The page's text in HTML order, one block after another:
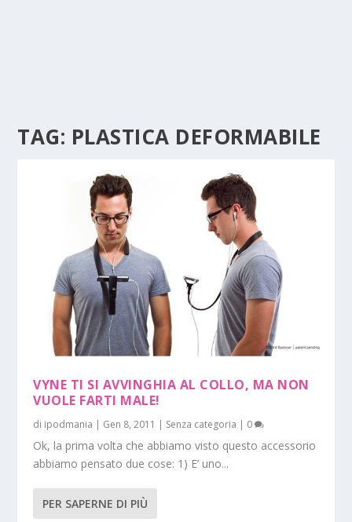
TAG: PLASTICA DEFORMABILE
VYNE TI SI AVVINGHIA AL COLLO, MA NON
VUOLE FARTI MALE!
di ipodmania | Gen 8, 2011 | Senza categoria | 0
Ok, la prima volta che abbiamo visto questo accessorio
abbiamo pensato due cose: 1) E’ uno...
PER SAPERNE DI PIÙ